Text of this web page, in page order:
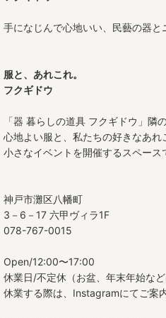
手になじんで心地いい、民藝の器と
服と、あれこれ。
フクギドウ
「器 暮らしの道具 フクギドウ」隣
心地よい服と、私たちの好きなあれ
小さなイベントを開催するスペース
神戸市灘区八幡町
3－6－17 六甲ヴィラ1F
078-767-0015
Open/12:00〜17:00
休業日/不定休（お盆、年末年始など
休業する際は、Instagramにてご案